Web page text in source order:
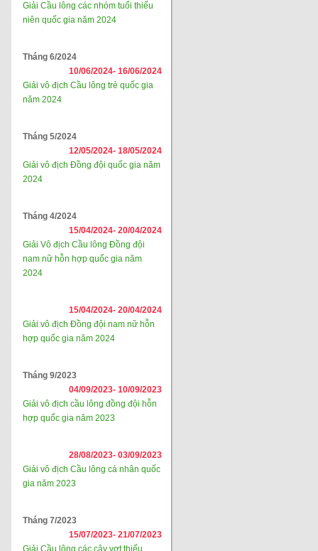
Giải Cầu lông các nhóm tuổi thiếu
niên quốc gia năm 2024
Tháng 6/2024
10/06/2024- 16/06/2024
Giải vô địch Cầu lông trẻ quốc gia
năm 2024
Tháng 5/2024
12/05/2024- 18/05/2024
Giải vô địch Đồng đội quốc gia năm
2024
Tháng 4/2024
15/04/2024- 20/04/2024
Giải Vô địch Cầu lông Đồng đội
nam nữ hỗn hợp quốc gia năm
2024
15/04/2024- 20/04/2024
Giải vô địch Đồng đội nam nữ hỗn
hợp quốc gia năm 2024
Tháng 9/2023
04/09/2023- 10/09/2023
Giải vô địch cầu lông đồng đội hỗn
hợp quốc gia năm 2023
28/08/2023- 03/09/2023
Giải vô địch Cầu lông cá nhân quốc
gia năm 2023
Tháng 7/2023
15/07/2023- 21/07/2023
Giải Cầu lông các cây vợt thiếu